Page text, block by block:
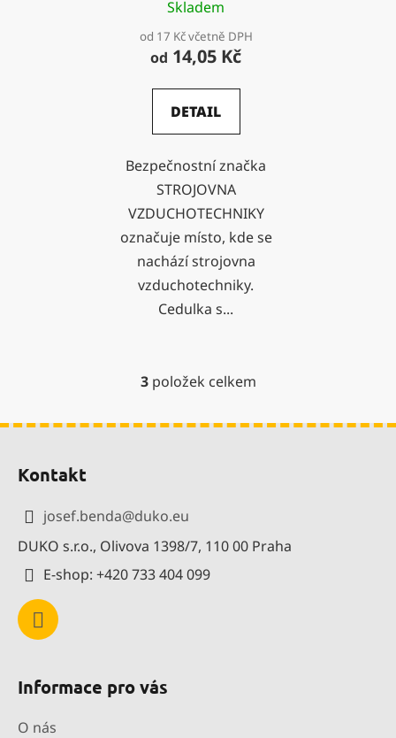
Skladem
od 17 Kč včetně DPH
od 14,05 Kč
DETAIL
Bezpečnostní značka
STROJOVNA
VZDUCHOTECHNIKY
označuje místo, kde se
nachází strojovna
vzduchotechniky.
Cedulka s...
O
l
p
r
v
3položek celkem
Kontakt
josef.benda@duko.eu
DUKO s.r.o., Olivova 1398/7, 110 00 Praha
E-shop: +420 733 404 099
Informace pro vás
O nás